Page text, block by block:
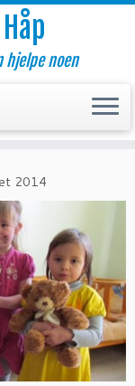
hjelpe noen
2014